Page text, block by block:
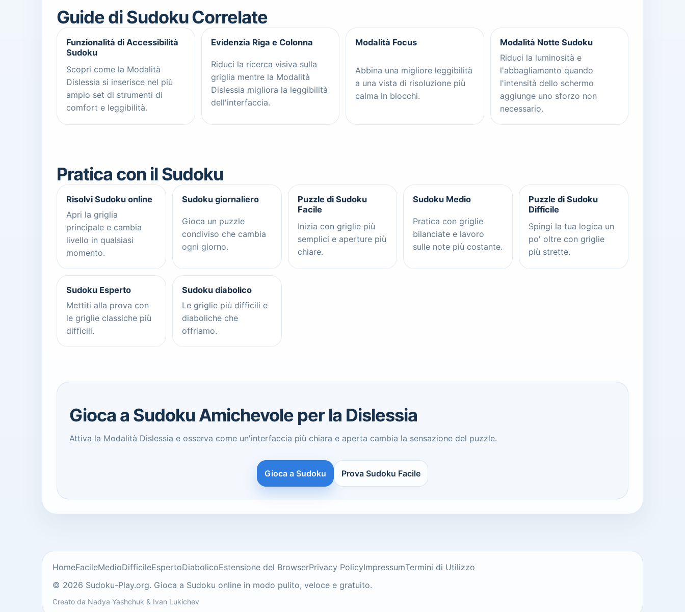
Guide di Sudoku Correlate
Funzionalità di Accessibilità
Sudoku
Scopri come la Modalità
Dislessia si inserisce nel più
ampio set di strumenti di
comfort e leggibilità.
Evidenzia Riga e Colonna
Riduci la ricerca visiva sulla
griglia mentre la Modalità
Dislessia migliora la leggibilità
dell'interfaccia.
Modalità Focus
Abbina una migliore leggibilità
a una vista di risoluzione più
calma in blocchi.
Modalità Notte Sudoku
Riduci la luminosità e
l'abbagliamento quando
l'intensità dello schermo
aggiunge uno sforzo non
necessario.
Pratica con il Sudoku
Risolvi Sudoku online
Apri la griglia
principale e cambia
livello in qualsiasi
momento.
Sudoku giornaliero
Gioca un puzzle
condiviso che cambia
ogni giorno.
Puzzle di Sudoku
Facile
Inizia con griglie più
semplici e aperture più
chiare.
Sudoku Medio
Pratica con griglie
bilanciate e lavoro
sulle note più costante.
Puzzle di Sudoku
Difficile
Spingi la tua logica un
po' oltre con griglie
più strette.
Sudoku Esperto
Mettiti alla prova con
le griglie classiche più
difficili.
Sudoku diabolico
Le griglie più difficili e
diaboliche che
offriamo.
Gioca a Sudoku Amichevole per la Dislessia
Attiva la Modalità Dislessia e osserva come un'interfaccia più chiara e aperta cambia la sensazione del puzzle.
Gioca a Sudoku Prova Sudoku Facile
HomeFacileMedioDifficileEspertoDiabolicoEstensione del BrowserPrivacy PolicyImpressumTermini di Utilizzo
© 2026 Sudoku-Play.org. Gioca a Sudoku online in modo pulito, veloce e gratuito.
Creato da Nadya Yashchuk & Ivan Lukichev